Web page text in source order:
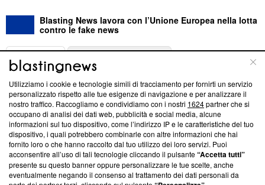
Blasting News lavora con l’Unione Europea nella lotta
contro le fake news
ABOUT
Questa sezione offre informazioni trasparenti su Blasting
News, sui nostri processi editoriali e su come ci impegniamo a
creare news di qualità. Inoltre, afferma la nostra aderenza a
‘Trust Project - News with Integrity’Blasting News non è
ancora membro del programma, ma ha richiesto di farne
parte; Trust Project non ha ancora effettuato una verifica di
conformità agli standard.
Utilizziamo i cookie e tecnologie simili di tracciamento per fornirti un servizio
personalizzato rispetto alle tue esigenze di navigazione e per analizzare il
nostro traffico. Raccogliamo e condividiamo con i nostri 1624partner che si
occupano di analisi dei dati web, pubblicità e social media, alcune
informazioni sul tuo dispositivo, come l’indirizzo IP e le caratteristiche del tuo
dispositivo, i quali potrebbero combinarle con altre informazioni che hai
fornito loro o che hanno raccolto dal tuo utilizzo dei loro servizi. Puoi
acconsentire all’uso di tali tecnologie cliccando il pulsante“Accetta tutti”
presente su questo banner oppure personalizzare le tue scelte, anche
eventualmente negando il consenso al trattamento dei dati personali da